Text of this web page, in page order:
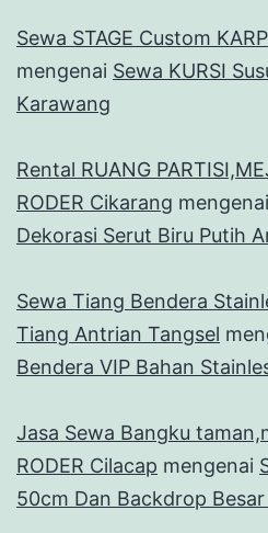
Sewa STAGE Custom
mengenai Sewa KURSI
Karawang
Rental RUANG
RODER Cikarang mengenai
Dekorasi Serut Biru Putih
Sewa Tiang Bendera
Tiang Antrian Tangsel
Bendera VIP Bahan
Jasa Sewa Bangku
RODER Cilacap mengenai
50cm Dan Backdrop